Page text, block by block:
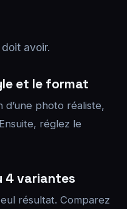
avoir.
et le format
d’une photo réaliste,
réglez le
4 variantes
résultat. Comparez